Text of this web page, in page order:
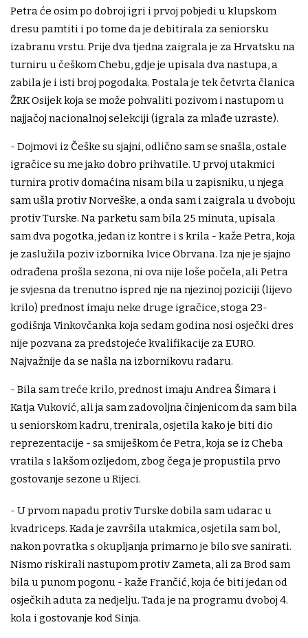
Petra će osim po dobroj igri i prvoj pobjedi u klupskom
dresu pamtiti i po tome da je debitirala za seniorsku
izabranu vrstu. Prije dva tjedna zaigrala je za Hrvatsku na
turniru u češkom Chebu, gdje je upisala dva nastupa, a
zabila je i isti broj pogodaka. Postala je tek četvrta članica
ŽRK Osijek koja se može pohvaliti pozivom i nastupom u
najjačoj nacionalnoj selekciji (igrala za mlađe uzraste).
- Dojmovi iz Češke su sjajni, odlično sam se snašla, ostale
igračice su me jako dobro prihvatile. U prvoj utakmici
turnira protiv domaćina nisam bila u zapisniku, u njega
sam ušla protiv Norveške, a onda sam i zaigrala u dvoboju
protiv Turske. Na parketu sam bila 25 minuta, upisala
sam dva pogotka, jedan iz kontre i s krila - kaže Petra, koja
je zaslužila poziv izbornika Ivice Obrvana. Iza nje je sjajno
odrađena prošla sezona, ni ova nije loše počela, ali Petra
je svjesna da trenutno ispred nje na njezinoj poziciji (lijevo
krilo) prednost imaju neke druge igračice, stoga 23-
godišnja Vinkovčanka koja sedam godina nosi osječki dres
nije pozvana za predstojeće kvalifikacije za EURO.
Najvažnije da se našla na izbornikovu radaru.
- Bila sam treće krilo, prednost imaju Andrea Šimara i
Katja Vuković, ali ja sam zadovoljna činjenicom da sam bila
u seniorskom kadru, trenirala, osjetila kako je biti dio
reprezentacije - sa smiješkom će Petra, koja se iz Cheba
vratila s lakšom ozljedom, zbog čega je propustila prvo
gostovanje sezone u Rijeci.
- U prvom napadu protiv Turske dobila sam udarac u
kvadriceps. Kada je završila utakmica, osjetila sam bol,
nakon povratka s okupljanja primarno je bilo sve sanirati.
Nismo riskirali nastupom protiv Zameta, ali za Brod sam
bila u punom pogonu - kaže Frančić, koja će biti jedan od
osječkih aduta za nedjelju. Tada je na programu dvoboj 4.
kola i gostovanje kod Sinja.